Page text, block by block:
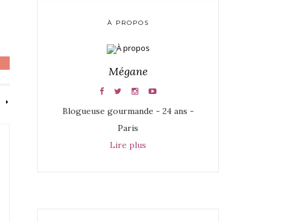
À PROPOS
Mégane
Blogueuse gourmande - 24 ans -
Paris
Lire plus